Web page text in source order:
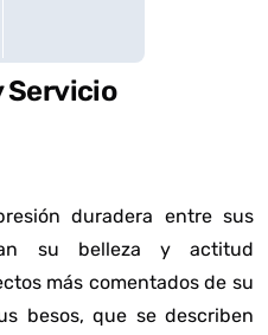
Servicio
duradera entre sus
su belleza y actitud
más comentados de su
besos, que se describen